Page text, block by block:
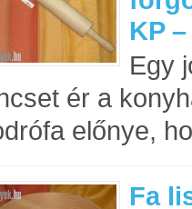
KP
Egy
ér a
előnye,
Fa